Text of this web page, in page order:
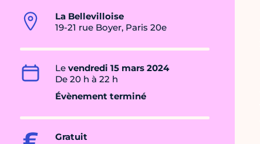
La Bellevilloise
19-21 rue Boyer, Paris 20e
Le vendredi 15 mars 2024
De 20 h à 22 h
Évènement terminé
Gratuit